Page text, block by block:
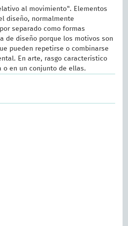
al movimiento". Elementos
diseño, normalmente
separado como formas
de diseño porque los motivos son
pueden repetirse o combinarse
En arte, rasgo característico
o en un conjunto de ellas.